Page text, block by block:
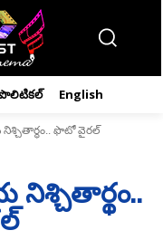
English
ఫొటో వైరల్‌